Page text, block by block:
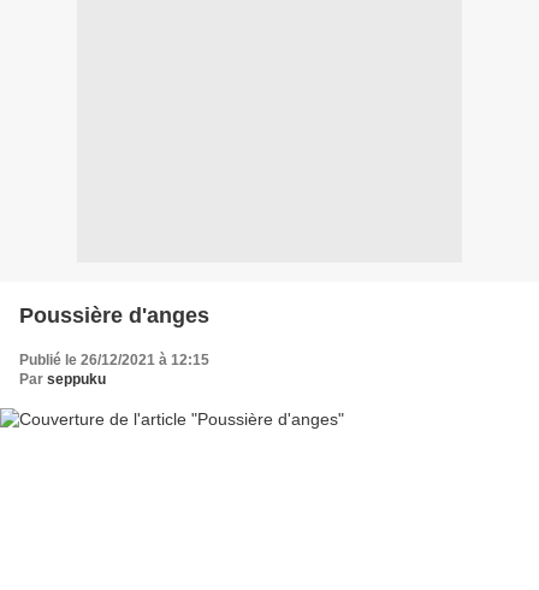
Poussière d'anges
Publié le 26/12/2021 à 12:15
Par seppuku